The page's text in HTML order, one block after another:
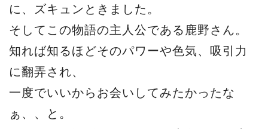
に、ズキュンときました。
そしてこの物語の主人公である鹿野さん。
知れば知るほどそのパワーや色気、吸引力
に翻弄され、
一度でいいからお会いしてみたかったな
ぁ、、と。